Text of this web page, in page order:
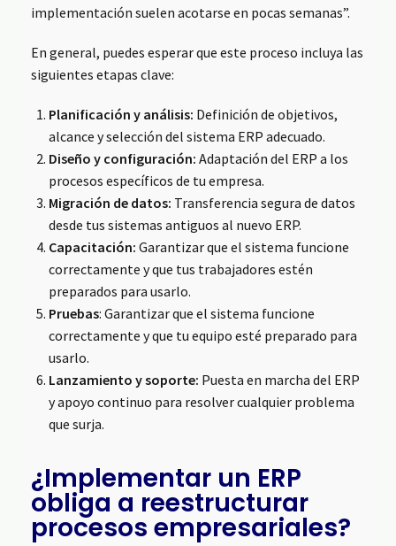
implementación suelen acotarse en pocas semanas”.
En general, puedes esperar que este proceso incluya las
siguientes etapas clave:
Planificación y análisis: Definición de objetivos,
alcance y selección del sistema ERP adecuado.
Diseño y configuración: Adaptación del ERP a los
procesos específicos de tu empresa.
Migración de datos: Transferencia segura de datos
desde tus sistemas antiguos al nuevo ERP.
Capacitación: Garantizar que el sistema funcione
correctamente y que tus trabajadores estén
preparados para usarlo.
Pruebas: Garantizar que el sistema funcione
correctamente y que tu equipo esté preparado para
usarlo.
Lanzamiento y soporte: Puesta en marcha del ERP
y apoyo continuo para resolver cualquier problema
que surja.
¿Implementar un ERP
obliga a reestructurar
procesos empresariales?